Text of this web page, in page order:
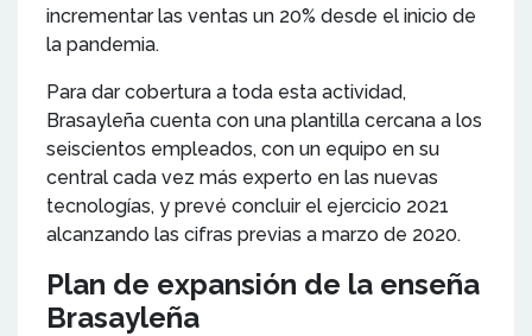
incrementar las ventas un 20% desde el inicio de
la pandemia.
Para dar cobertura a toda esta actividad,
Brasayleña cuenta con una plantilla cercana a los
seiscientos empleados, con un equipo en su
central cada vez más experto en las nuevas
tecnologías, y prevé concluir el ejercicio 2021
alcanzando las cifras previas a marzo de 2020.
Plan de expansión de la enseña
Brasayleña